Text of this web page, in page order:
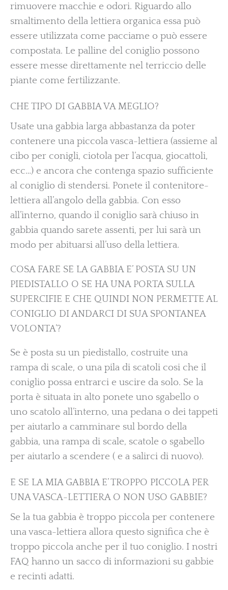
rimuovere macchie e odori. Riguardo allo
smaltimento della lettiera organica essa può
essere utilizzata come pacciame o può essere
compostata. Le palline del coniglio possono
essere messe direttamente nel terriccio delle
piante come fertilizzante.
CHE TIPO DI GABBIA VA MEGLIO?
Usate una gabbia larga abbastanza da poter
contenere una piccola vasca-lettiera (assieme al
cibo per conigli, ciotola per l’acqua, giocattoli,
ecc…) e ancora che contenga spazio sufficiente
al coniglio di stendersi. Ponete il contenitore-
lettiera all’angolo della gabbia. Con esso
all’interno, quando il coniglio sarà chiuso in
gabbia quando sarete assenti, per lui sarà un
modo per abituarsi all’uso della lettiera.
COSA FARE SE LA GABBIA E’ POSTA SU UN
PIEDISTALLO O SE HA UNA PORTA SULLA
SUPERCIFIE E CHE QUINDI NON PERMETTE AL
CONIGLIO DI ANDARCI DI SUA SPONTANEA
VOLONTA’?
Se è posta su un piedistallo, costruite una
rampa di scale, o una pila di scatoli cosi che il
coniglio possa entrarci e uscire da solo. Se la
porta è situata in alto ponete uno sgabello o
uno scatolo all’interno, una pedana o dei tappeti
per aiutarlo a camminare sul bordo della
gabbia, una rampa di scale, scatole o sgabello
per aiutarlo a scendere ( e a salirci di nuovo).
E SE LA MIA GABBIA E’ TROPPO PICCOLA PER
UNA VASCA-LETTIERA O NON USO GABBIE?
Se la tua gabbia è troppo piccola per contenere
una vasca-lettiera allora questo significa che è
troppo piccola anche per il tuo coniglio. I nostri
FAQ hanno un sacco di informazioni su gabbie
e recinti adatti.